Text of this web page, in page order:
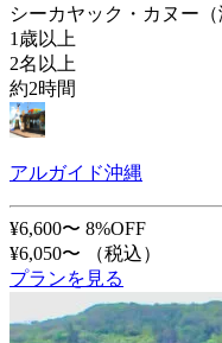
シーカヤック・カヌー（
1歳以上
2名以上
約2時間
アルガイド沖縄
¥6,600〜 8%OFF
¥6,050〜
（税込）
プランを見る